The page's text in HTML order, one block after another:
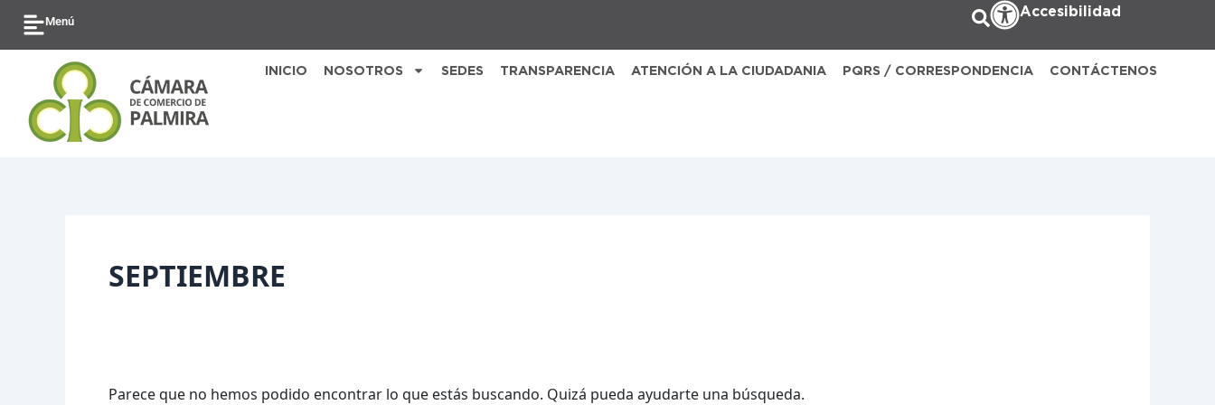
contenido
Menú
Accesibilidad
INICIO NOSOTROS SEDES TRANSPARENCIA ATENCIÓN A LA CIUDADANIA PQRS / CORRESPONDENCIA CONTÁCTENOS
SEPTIEMBRE
Parece que no hemos podido encontrar lo que estás buscando. Quizá pueda ayudarte una búsqueda.